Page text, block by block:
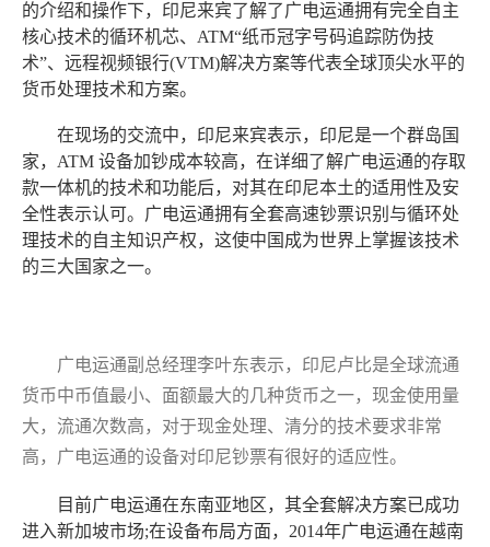
的介绍和操作下，印尼来宾了解了广电运通拥有完全自主
核心技术的循环机芯、ATM“纸币冠字号码追踪防伪技
术”、远程视频银行(VTM)解决方案等代表全球顶尖水平的
货币处理技术和方案。
在现场的交流中，印尼来宾表示，印尼是一个群岛国
家，ATM 设备加钞成本较高，在详细了解广电运通的存取
款一体机的技术和功能后，对其在印尼本土的适用性及安
全性表示认可。广电运通拥有全套高速钞票识别与循环处
理技术的自主知识产权，这使中国成为世界上掌握该技术
的三大国家之一。
广电运通副总经理李叶东表示，印尼卢比是全球流通
货币中币值最小、面额最大的几种货币之一，现金使用量
大，流通次数高，对于现金处理、清分的技术要求非常
高，广电运通的设备对印尼钞票有很好的适应性。
目前广电运通在东南亚地区，其全套解决方案已成功
进入新加坡市场;在设备布局方面，2014年广电运通在越南